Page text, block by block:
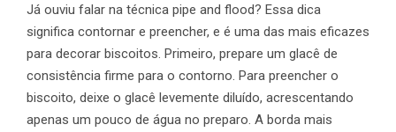
Já ouviu falar na técnica pipe and flood? Essa dica
significa contornar e preencher, e é uma das mais eficazes
para decorar biscoitos. Primeiro, prepare um glacê de
consistência firme para o contorno. Para preencher o
biscoito, deixe o glacê levemente diluído, acrescentando
apenas um pouco de água no preparo. A borda mais